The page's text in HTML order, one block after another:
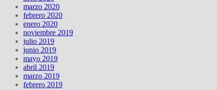
marzo 2020
febrero 2020
enero 2020
noviembre 2019
julio 2019
junio 2019
mayo 2019
abril 2019
marzo 2019
febrero 2019